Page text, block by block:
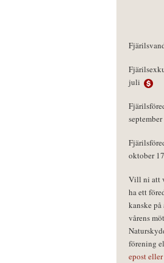
juli
oktober
Vill ni att
ha ett
kanske
vårens
förening
epost